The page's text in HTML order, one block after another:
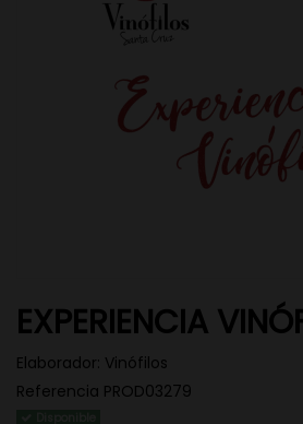
EXPERIENCIA
Elaborador: Vinófilos
Referencia PROD03279